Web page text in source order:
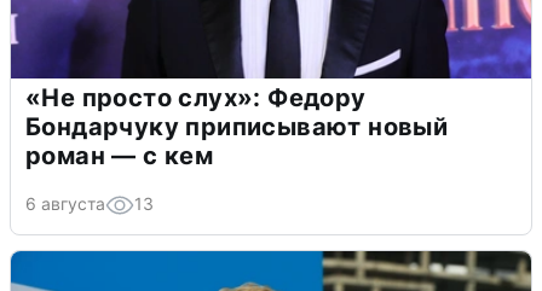
«Не просто слух»: Федору
Бондарчуку приписывают новый
роман — с кем
6 августа 13